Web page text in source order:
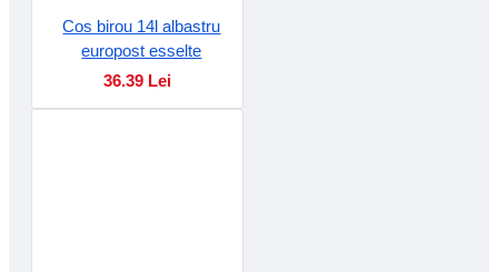
Cos birou 14l albastru
europost esselte
36.39 Lei